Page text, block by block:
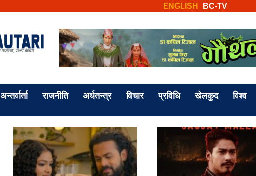
BC-TV
ENGLISH
अन्तर्वार्ता राजनीति अर्थतन्त्र विचार प्रविधि खेलकुद विश्व